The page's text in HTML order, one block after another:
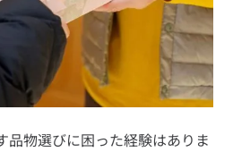
品物選びに困った経験はありま